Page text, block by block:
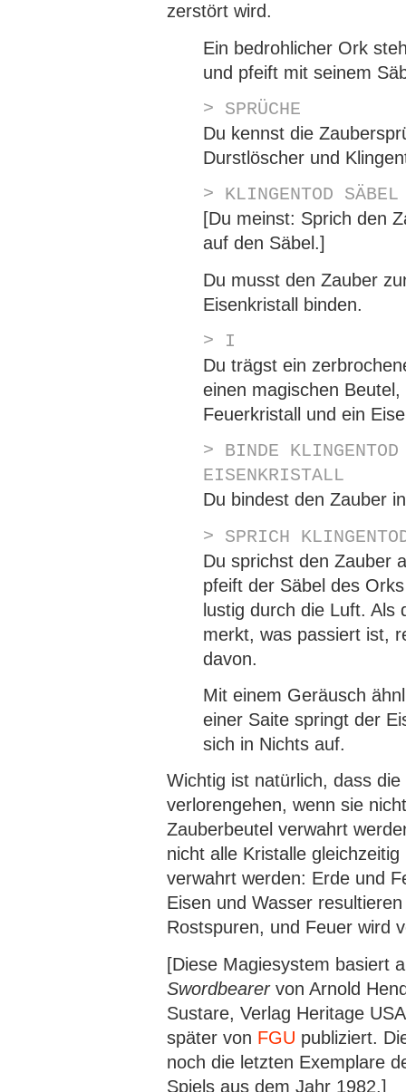
zerstört wird.
Ein bedrohlicher Ork
und pfeift mit seinem
> SPRÜCHE
Du kennst die
Durstlöscher und
> KLINGENTOD SÄBEL
[Du meinst: Sprich den
auf den Säbel.]
Du musst den Zauber
Eisenkristall binden.
> I
Du trägst ein
einen magischen
Feuerkristall und ein
> BINDE
EISENKRISTALL
Du bindest den Zauber
> SPRICH
Du sprichst den Zauber
pfeift der Säbel des
lustig durch die Luft. Als
merkt, was passiert ist,
davon.
Mit einem Geräusch
einer Saite springt der
sich in Nichts auf.
Wichtig ist natürlich, dass die
verlorengehen, wenn sie
Zauberbeutel verwahrt
nicht alle Kristalle
verwahrt werden: Erde und
Eisen und Wasser
Rostspuren, und Feuer wird
[Diese Magiesystem basiert
Swordbearervon Arnold
Sustare, Verlag Heritage
später von FGU publiziert.
noch die letzten Exemplare
Spiels aus dem Jahr 1982.]